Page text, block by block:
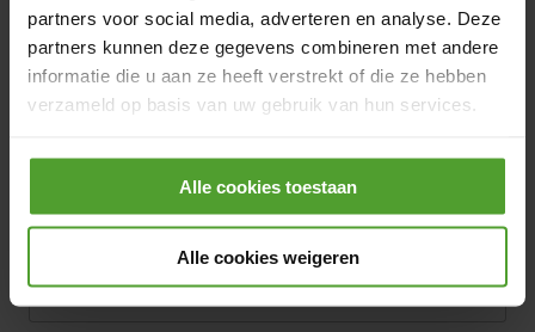
partners voor social media, adverteren en analyse. Deze
partners kunnen deze gegevens combineren met andere
informatie die u aan ze heeft verstrekt of die ze hebben
verzameld op basis van uw gebruik van hun services.
Door op de knop “Alle cookies weigeren” te klikken, kunt
u ervoor kiezen om alle cookies te weigeren, behalve de
noodzakelijke cookies. De noodzakelijke cookies zijn
nodig voor het goed functioneren van de website(s) en
Alle cookies toestaan
Alle cookies weigeren
Short Term Portfolio Optimization
Deputy
Hybride Brussels
Optimisation
EN